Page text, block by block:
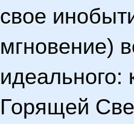
свое
мгновение)
идеального:
Горящей